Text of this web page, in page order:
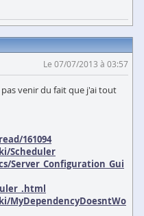
Le 07/07/2013 à 03:57
venir du fait que j'ai tout
161094
Scheduler
Server_Configuration_Gui
MyDependencyDoesntWo